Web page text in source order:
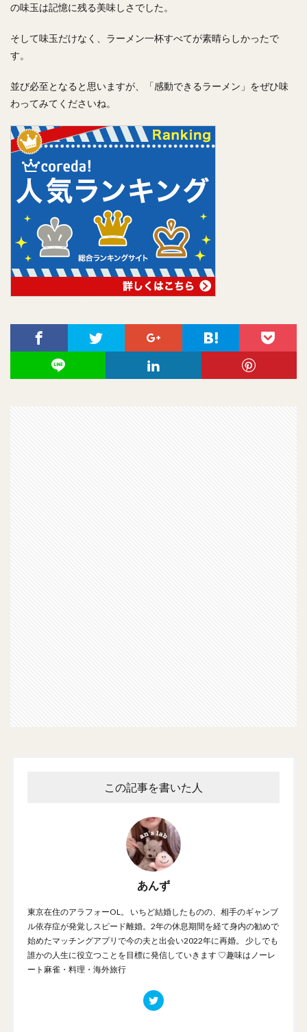
の味玉は記憶に残る美味しさでした。
そして味玉だけなく、ラーメン一杯すべてが素晴らしかったで
す。
並び必至となると思いますが、「感動できるラーメン」をぜひ味
わってみてくださいね。
この記事を書いた人
あんず
東京在住のアラフォーOL。 いちど結婚したものの、相手のギャンブ
ル依存症が発覚しスピード離婚。2年の休息期間を経て身内の勧めで
始めたマッチングアプリで今の夫と出会い2022年に再婚。 少しでも
誰かの人生に役立つことを目標に発信していきます ♡趣味はノーレ
ート麻雀・料理・海外旅行